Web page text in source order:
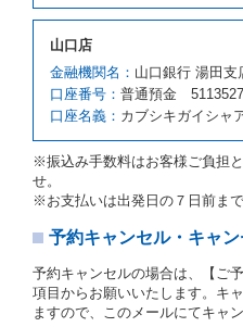
予約申込金を返還するも
原因が、当社の責に帰さ
第５項の予約の取消しと
の予約申込金を返還する
第６条（免責）
当社及び借受人は、予
が締結されなかったこと
に定める場合を除き、相
とします。
第３章／貸 渡 し
第７条（貸渡契約の締結
借受人は第２条第１項に
山口店
金融機関名： 山口銀行 湯田支
口座番号： 普通預金 5113527
口座名義： カブシキガイシャ
※振込み手数料はお客様ご負担
せ。
※お支払いは出発日の７日前ま
予約キャンセル・キャ
予約キャンセルの場合は、【ご
項目からお願いいたします。キ
ますので、このメールにてキャ